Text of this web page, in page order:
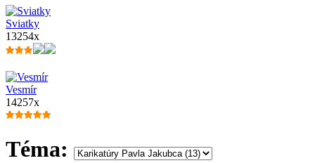
Sviatky
13254x
Vesmír
14257x
Téma: